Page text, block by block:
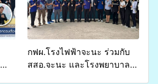
บริการสาธารณสุข ลดความ
เหลื่อมล้ำ ยกระดับคุณภาพ
ชีวิตประชาชนอย่างยั่งยืน
กฟผ.โรงไฟฟ้าจะนะ ร่วมกับ
สสอ.จะนะ และโรงพยาบาล